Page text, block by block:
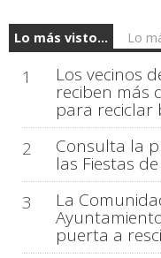
Lo más visto... Lo
1 Los vecinos
reciben más
para reciclar
2
Consulta la
las Fiestas
3
La
puerta a